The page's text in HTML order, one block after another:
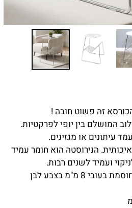
זה פשוט חובה !
המושלם בין יופי לפרקטיות.
עיתונים או מגזינים.
הנירוסטה הוא חומר עמיד
ועמיד לשנים רבות.
8 מ"מ בצבע לבן